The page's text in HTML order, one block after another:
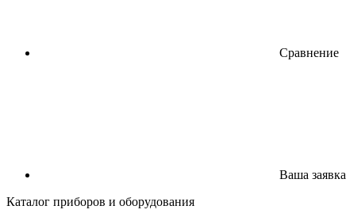
Сравнение
Ваша заявка
Каталог приборов и оборудования